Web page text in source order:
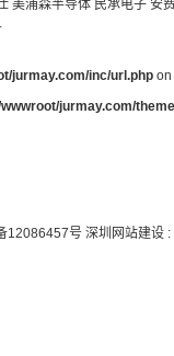
美浦森半导体 民承电子 安
jurmay.com/inc/url.php
jurmay.com/
12086457号 深圳网站建设 :